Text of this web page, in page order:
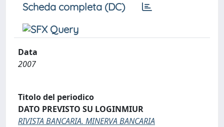
Scheda completa (DC)
Data
2007
Titolo del periodico
DATO PREVISTO SU LOGINMIUR
RIVISTA BANCARIA. MINERVA BANCARIA